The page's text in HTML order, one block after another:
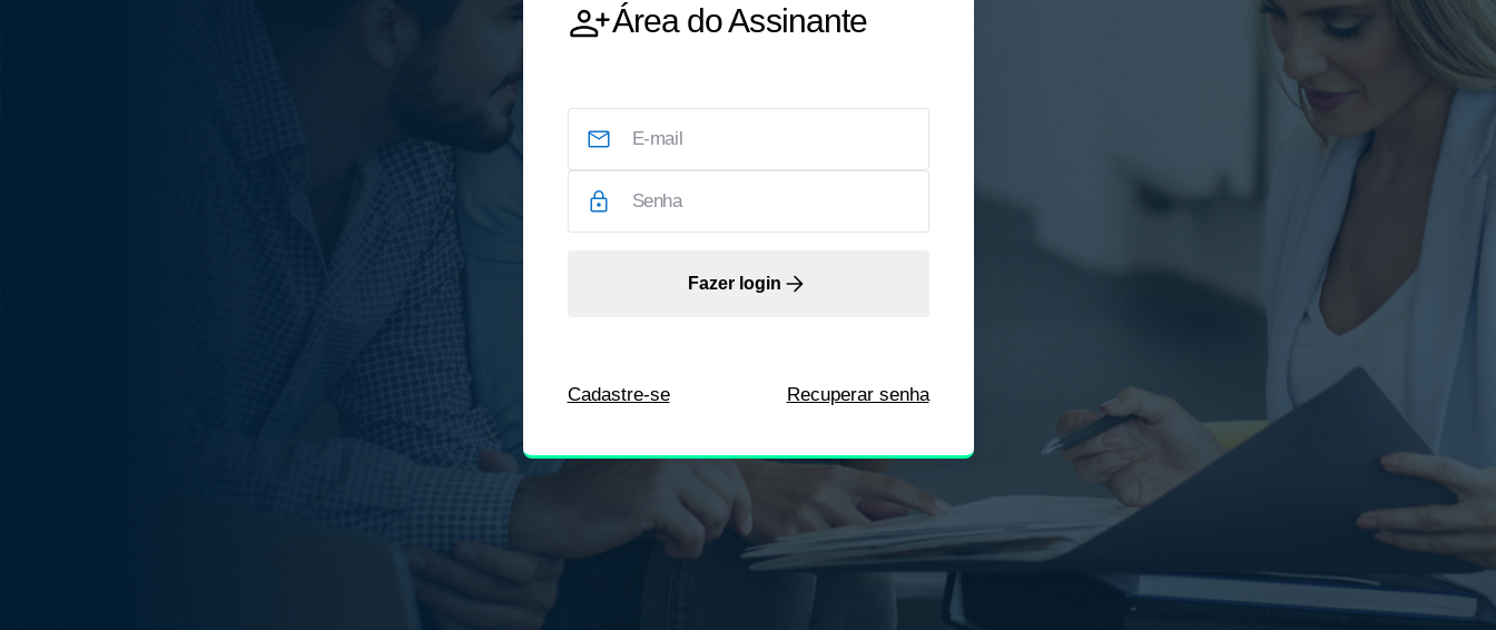
Área do Assinante
Fazer login
Cadastre-se Recuperar senha